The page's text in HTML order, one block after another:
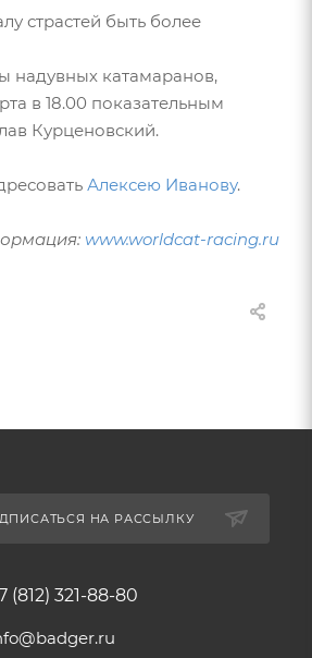
страстей быть более
надувных катамаранов,
в 18.00 показательным
Курценовский.
Алексею Иванову.
www.worldcat-racing.ru
НА РАССЫЛКУ
(812) 321-88-80